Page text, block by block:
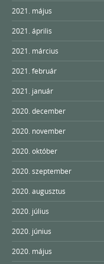
2021. május
2021. április
2021. március
2021. február
2021. január
2020. december
2020. november
2020. október
2020. szeptember
2020. augusztus
2020. július
2020. június
2020. május